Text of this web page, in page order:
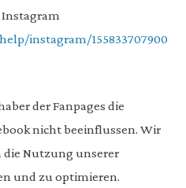
instagram/155833707900
der Fanpages die
nicht beeinflussen. Wir
die Nutzung unserer
und zu optimieren.